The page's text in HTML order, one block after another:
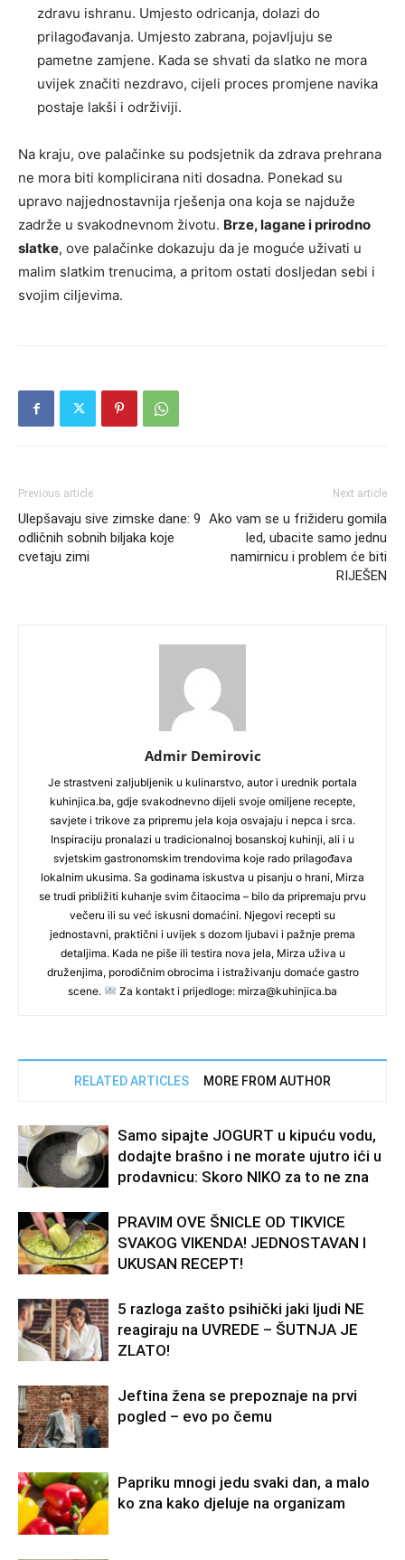
zdravu ishranu. Umjesto odricanja, dolazi do
prilagođavanja. Umjesto zabrana, pojavljuju se
pametne zamjene. Kada se shvati da slatko ne mora
uvijek značiti nezdravo, cijeli proces promjene navika
postaje lakši i održiviji.
Na kraju, ove palačinke su podsjetnik da zdrava prehrana
ne mora biti komplicirana niti dosadna. Ponekad su
upravo najjednostavnija rješenja ona koja se najduže
zadrže u svakodnevnom životu. Brze, lagane i prirodno
slatke, ove palačinke dokazuju da je moguće uživati u
malim slatkim trenucima, a pritom ostati dosljedan sebi i
svojim ciljevima.
Previous article
Ulepšavaju sive zimske dane: 9
odličnih sobnih biljaka koje
cvetaju zimi
Next article
Ako vam se u frižideru gomila
led, ubacite samo jednu
namirnicu i problem će biti
RIJEŠEN
Admir Demirovic
Je strastveni zaljubljenik u kulinarstvo, autor i urednik portala
kuhinjica.ba, gdje svakodnevno dijeli svoje omiljene recepte,
savjete i trikove za pripremu jela koja osvajaju i nepca i srca.
Inspiraciju pronalazi u tradicionalnoj bosanskoj kuhinji, ali i u
svjetskim gastronomskim trendovima koje rado prilagođava
lokalnim ukusima. Sa godinama iskustva u pisanju o hrani, Mirza
se trudi približiti kuhanje svim čitaocima – bilo da pripremaju prvu
večeru ili su već iskusni domaćini. Njegovi recepti su
jednostavni, praktični i uvijek s dozom ljubavi i pažnje prema
detaljima. Kada ne piše ili testira nova jela, Mirza uživa u
druženjima, porodičnim obrocima i istraživanju domaće gastro
scene.
Za kontakt i prijedloge: mirza@kuhinjica.ba
RELATED ARTICLES MORE FROM AUTHOR
Samo sipajte JOGURT u kipuću vodu,
dodajte brašno i ne morate ujutro ići u
prodavnicu: Skoro NIKO za to ne zna
PRAVIM OVE ŠNICLE OD TIKVICE
SVAKOG VIKENDA! JEDNOSTAVAN I
UKUSAN RECEPT!
5 razloga zašto psihički jaki ljudi NE
reagiraju na UVREDE – ŠUTNJA JE
ZLATO!
Jeftina žena se prepoznaje na prvi
pogled – evo po čemu
Papriku mnogi jedu svaki dan, a malo
ko zna kako djeluje na organizam